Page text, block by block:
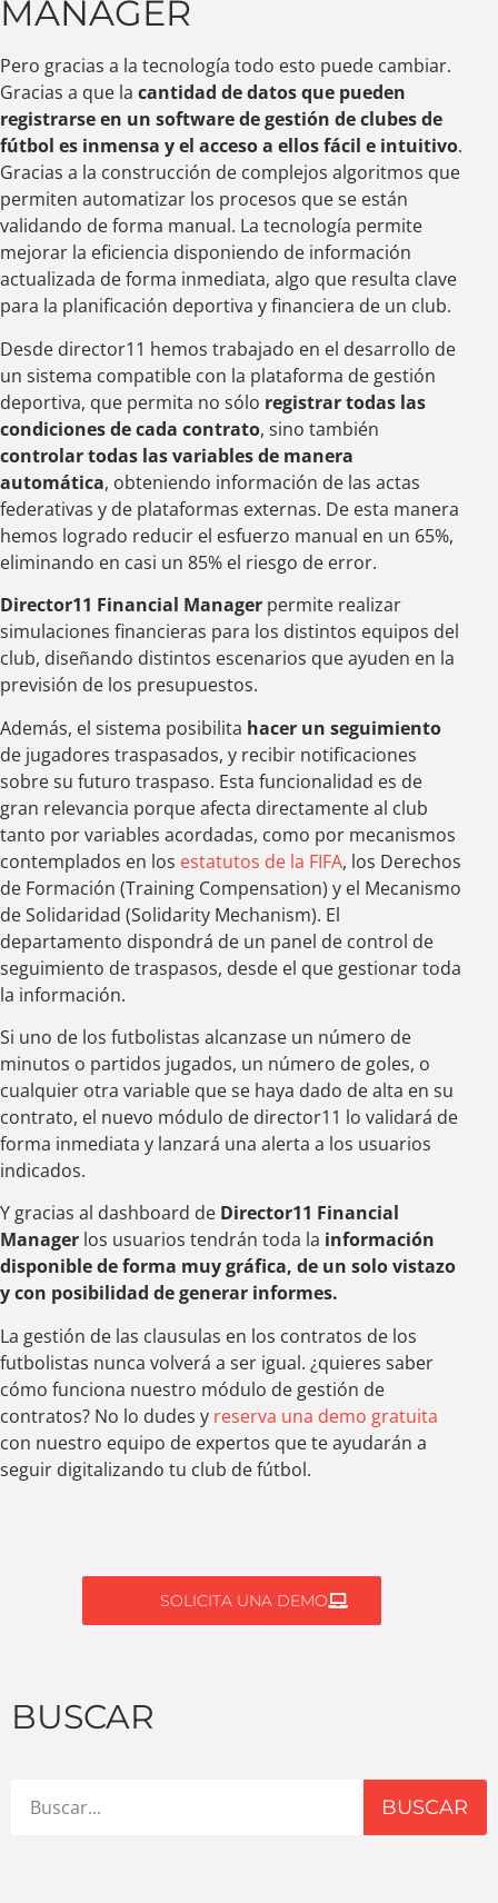
MANAGER
Pero gracias a la tecnología todo esto puede cambiar.
Gracias a que la cantidad de datos que pueden
registrarse en un software de gestión de clubes de
fútbol es inmensa y el acceso a ellos fácil e intuitivo.
Gracias a la construcción de complejos algoritmos que
permiten automatizar los procesos que se están
validando de forma manual. La tecnología permite
mejorar la eficiencia disponiendo de información
actualizada de forma inmediata, algo que resulta clave
para la planificación deportiva y financiera de un club.
Desde director11 hemos trabajado en el desarrollo de
un sistema compatible con la plataforma de gestión
deportiva, que permita no sólo registrar todas las
condiciones de cada contrato, sino también
controlar todas las variables de manera
automática, obteniendo información de las actas
federativas y de plataformas externas. De esta manera
hemos logrado reducir el esfuerzo manual en un 65%,
eliminando en casi un 85% el riesgo de error.
Director11 Financial Manager permite realizar
simulaciones financieras para los distintos equipos del
club, diseñando distintos escenarios que ayuden en la
previsión de los presupuestos.
Además, el sistema posibilita hacer un seguimiento
de jugadores traspasados, y recibir notificaciones
sobre su futuro traspaso. Esta funcionalidad es de
gran relevancia porque afecta directamente al club
tanto por variables acordadas, como por mecanismos
contemplados en los estatutos de la FIFA, los Derechos
de Formación (Training Compensation) y el Mecanismo
de Solidaridad (Solidarity Mechanism). El
departamento dispondrá de un panel de control de
seguimiento de traspasos, desde el que gestionar toda
la información.
Si uno de los futbolistas alcanzase un número de
minutos o partidos jugados, un número de goles, o
cualquier otra variable que se haya dado de alta en su
contrato, el nuevo módulo de director11 lo validará de
forma inmediata y lanzará una alerta a los usuarios
indicados.
Y gracias al dashboard de Director11 Financial
Manager los usuarios tendrán toda la información
disponible de forma muy gráfica, de un solo vistazo
y con posibilidad de generar informes.
La gestión de las clausulas en los contratos de los
futbolistas nunca volverá a ser igual. ¿quieres saber
cómo funciona nuestro módulo de gestión de
contratos? No lo dudes y reserva una demo gratuita
con nuestro equipo de expertos que te ayudarán a
seguir digitalizando tu club de fútbol.
SOLICITA UNA DEMO
BUSCAR
BUSCAR